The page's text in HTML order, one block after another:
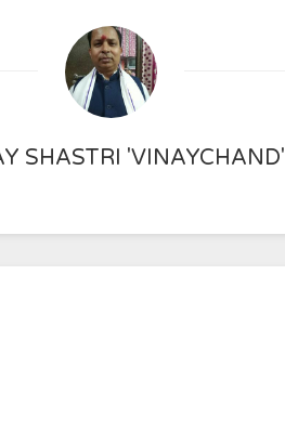
SHASTRI 'VINAYCHAND'